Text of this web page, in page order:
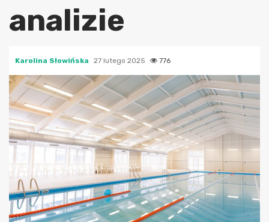
analizie
Karolina Słowińska 27 lutego 2025 776